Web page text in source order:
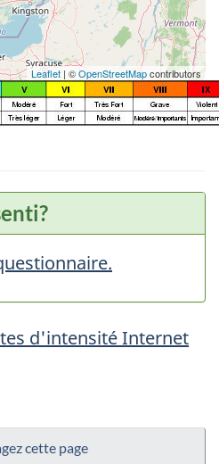
Leaflet | ©OpenStreetMapcontributors
d'intensité Internet
cette page